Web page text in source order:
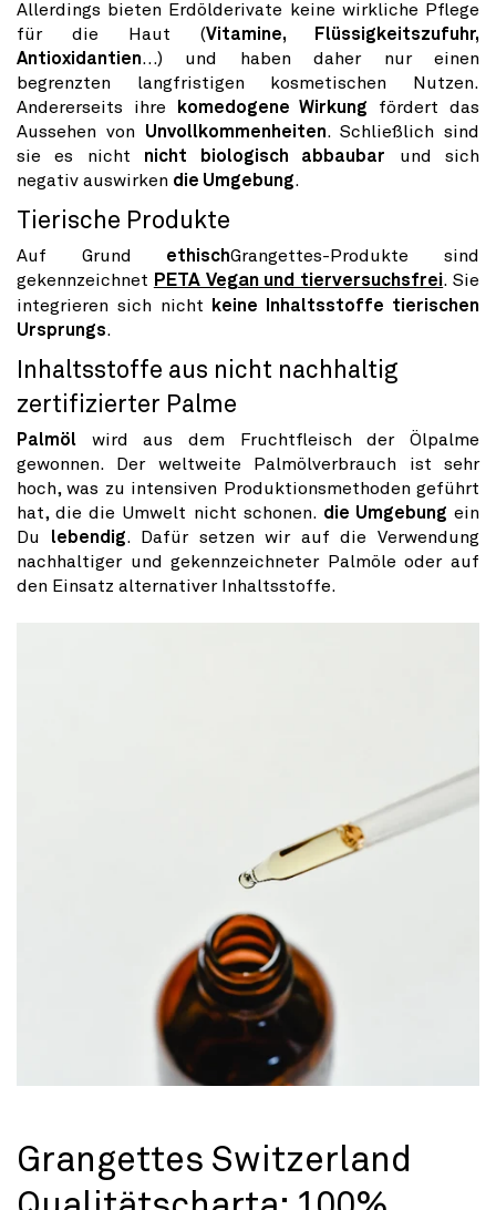
Allerdings bieten Erdölderivate keine wirkliche Pflege
für die Haut (Vitamine, Flüssigkeitszufuhr,
Antioxidantien…) und haben daher nur einen
begrenzten langfristigen kosmetischen Nutzen.
Andererseits ihre
komedogene Wirkung fördert das
Aussehen von Unvollkommenheiten. Schließlich sind
sie es nicht nicht biologisch abbaubar und sich
negativ auswirken die Umgebung.
Tierische Produkte
Auf Grund ethischGrangettes-Produkte sind
gekennzeichnet PETA Vegan und tierversuchsfrei. Sie
integrieren sich nicht
keine Inhaltsstoffe tierischen
Ursprungs.
Inhaltsstoffe aus nicht nachhaltig
zertifizierter Palme
Palmöl wird aus dem Fruchtfleisch der Ölpalme
gewonnen. Der weltweite Palmölverbrauch ist sehr
hoch, was zu intensiven Produktionsmethoden geführt
hat, die die Umwelt nicht schonen. die Umgebung ein
Du lebendig. Dafür setzen wir auf die Verwendung
nachhaltiger und gekennzeichneter Palmöle oder auf
den Einsatz alternativer Inhaltsstoffe.
Grangettes Switzerland